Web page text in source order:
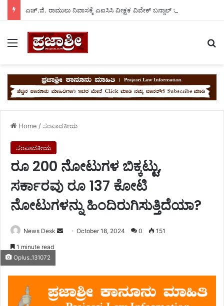
ಎಚ್.ಜಿ. ರಾಮುಲು ನಿವಾಸಕ್ಕೆ ಎಐಸಿಸಿ ವೀಕ್ಷಕ ವಿವೇಕ್ ಬನ್ಸಾಲ್ ಭೇಟಿ..
Menu
Home /ಸಂಪಾದಕೀಯ
ಸಂಪಾದಕೀಯ
ರೂ 200 ನೋಟುಗಳ ಬಿಕ್ಕಟ್ಟು,
ಸರ್ಕಾರವು ರೂ 137 ಕೋಟಿ
ನೋಟುಗಳನ್ನು ಹಿಂದಿರುಗಿಸುತ್ತಿದೆಯಾ?
News Desk
SendOctober 18, 2024 0 151
1 minute read
Oplus_131072